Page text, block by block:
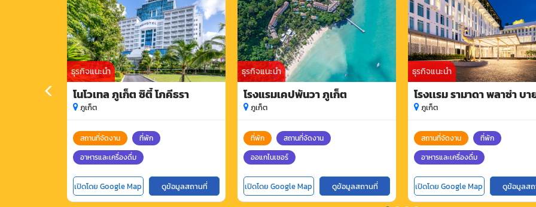
ธุรกิจแนะนำ
โนโวเทล ภูเก็ต ซิตี้ โภคีธรา
ภูเก็ต
สถานที่จัดงาน
ที่พัก
อาหารและเครื่องดื่ม
เปิดโดย Google Map ดูข้อมูลสถานที่
ธุรกิจแนะนำ
โรงแรมเคปพันวา ภูเก็ต
ภูเก็ต
ที่พัก
สถานที่จัดงาน
ออแกไนเซอร์
เปิดโดย Google Map ดูข้อมูลสถานที่
ธุรกิจแนะนำ
โรงเเรม รามาดา พลาซ่า บ
แฮม เจ้าฟ้า
ภูเก็ต
สถานที่จัดงาน
ที่พัก
อาหารและเครื่องดื่ม
เปิดโดย Google Map ดูข้อมูลส